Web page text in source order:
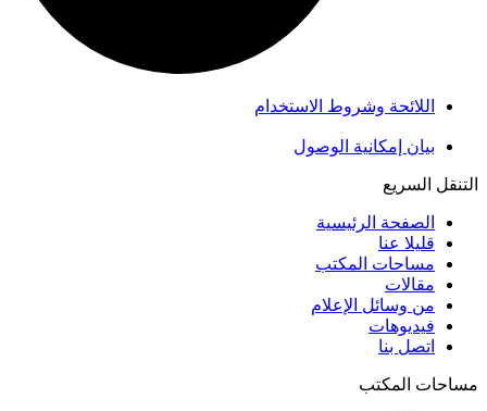
اللائحة وشروط الاستخدام
بيان إمكانية الوصول
التنقل السريع
الصفحة الرئيسية
قليلا عنا
مساحات المكتب
مقالات
من وسائل الإعلام
فيديوهات
اتصل بنا
مساحات المكتب